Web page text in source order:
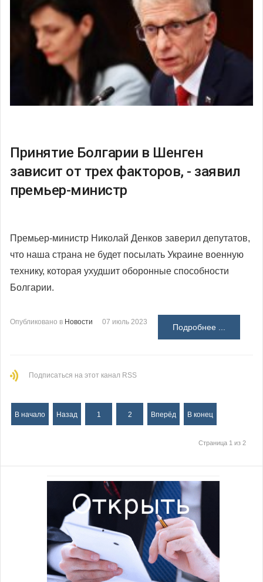
Принятие Болгарии в Шенген
зависит от трех факторов, - заявил
премьер-министр
Премьер-министр Николай Денков заверил депутатов,
что наша страна не будет посылать Украине военную
технику, которая ухудшит оборонные способности
Болгарии.
Опубликовано в Новости 07 июль 2023
Подробнее ...
Подписаться на этот канал RSS
В начало Назад 1 2 Вперёд В конец
Страница 1 из 2